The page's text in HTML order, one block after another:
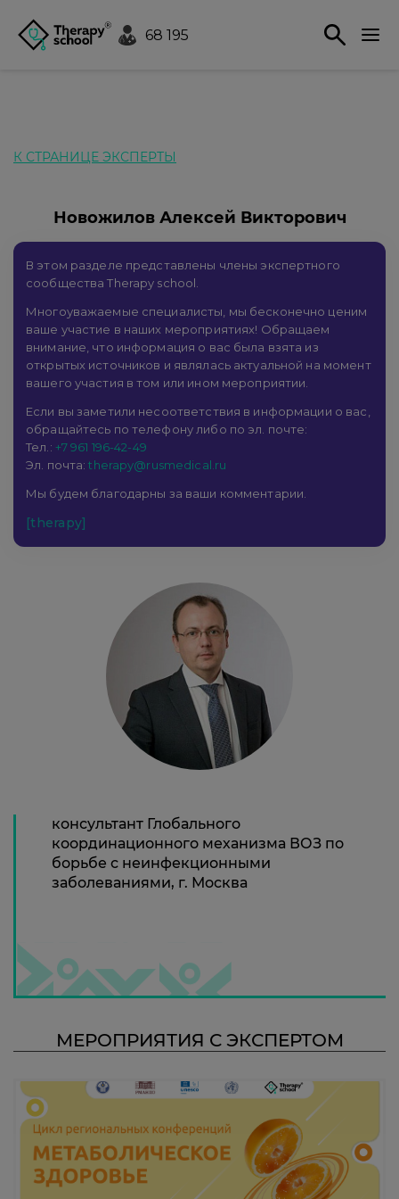
68 195
К СТРАНИЦЕ ЭКСПЕРТЫ
Новожилов Алексей Викторович
В этом разделе представлены члены экспертного
сообщества Therapy school.
Многоуважаемые специалисты, мы бесконечно ценим
ваше участие в наших мероприятиях! Обращаем
внимание, что информация о вас была взята из
открытых источников и являлась актуальной на момент
вашего участия в том или ином мероприятии.
Если вы заметили несоответствия в информации о вас,
обращайтесь по телефону либо по эл. почте:
Тел.: +7 961 196-42-49
Эл. почта:therapy@rusmedical.ru
Мы будем благодарны за ваши комментарии.
[therapy]
консультант Глобального
координационного механизма ВОЗ по
борьбе с неинфекционными
заболеваниями, г. Москва
МЕРОПРИЯТИЯ С ЭКСПЕРТОМ